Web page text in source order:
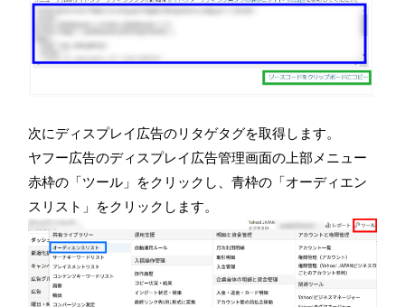
次にディスプレイ広告のリタゲタグを取得します。
ヤフー広告のディスプレイ広告管理画面の上部メニュー
赤枠の「ツール」をクリックし、青枠の「オーディエン
スリスト」をクリックします。